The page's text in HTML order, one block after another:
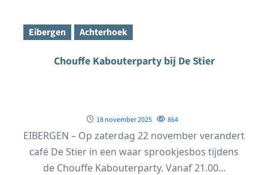
Eibergen Achterhoek
Chouffe Kabouterparty bij De Stier
18 november 2025 864
EIBERGEN – Op zaterdag 22 november verandert
café De Stier in een waar sprookjesbos tijdens
de Chouffe Kabouterparty. Vanaf 21.00...